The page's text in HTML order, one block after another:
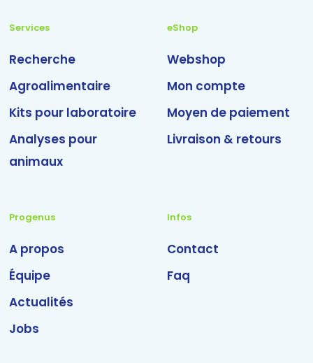
Services
Recherche
Agroalimentaire
Kits pour laboratoire
Analyses pour
animaux
eShop
Webshop
Mon compte
Moyen de paiement
Livraison & retours
Progenus
A propos
Équipe
Actualités
Jobs
Infos
Contact
Faq